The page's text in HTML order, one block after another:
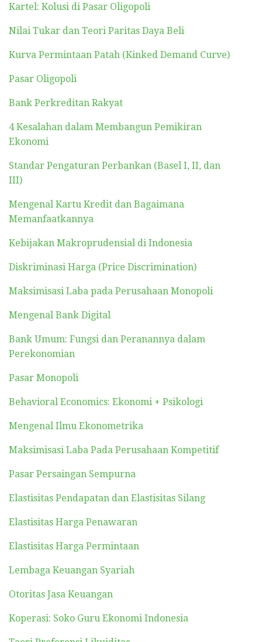
Kartel: Kolusi di Pasar Oligopoli
Nilai Tukar dan Teori Paritas Daya Beli
Kurva Permintaan Patah (Kinked Demand Curve)
Pasar Oligopoli
Bank Perkreditan Rakyat
4 Kesalahan dalam Membangun Pemikiran
Ekonomi
Standar Pengaturan Perbankan (Basel I, II, dan
III)
Mengenal Kartu Kredit dan Bagaimana
Memanfaatkannya
Kebijakan Makroprudensial di Indonesia
Diskriminasi Harga (Price Discrimination)
Maksimisasi Laba pada Perusahaan Monopoli
Mengenal Bank Digital
Bank Umum: Fungsi dan Peranannya dalam
Perekonomian
Pasar Monopoli
Behavioral Economics: Ekonomi + Psikologi
Mengenal Ilmu Ekonometrika
Maksimisasi Laba Pada Perusahaan Kompetitif
Pasar Persaingan Sempurna
Elastisitas Pendapatan dan Elastisitas Silang
Elastisitas Harga Penawaran
Elastisitas Harga Permintaan
Lembaga Keuangan Syariah
Otoritas Jasa Keuangan
Koperasi: Soko Guru Ekonomi Indonesia